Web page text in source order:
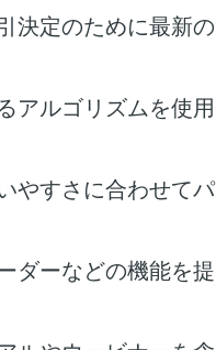
決定のために最新の
アルゴリズムを使用
やすさに合わせてパ
ダーなどの機能を提